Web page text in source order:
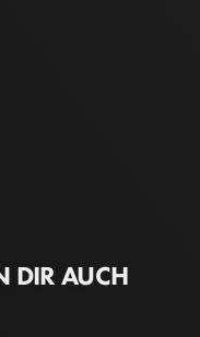
DIR AUCH